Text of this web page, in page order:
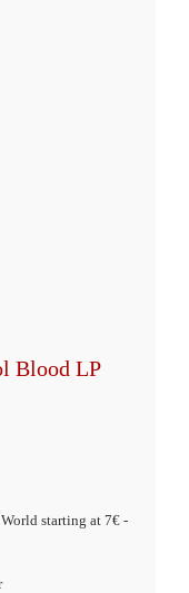
Blood LP
starting at 7€ -